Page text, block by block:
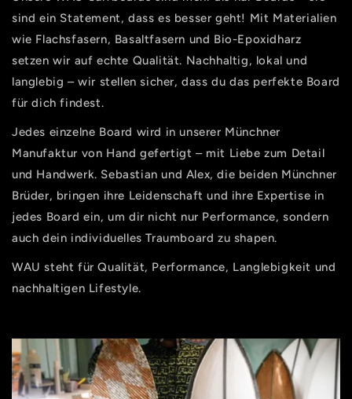
sind ein Statement, dass es besser geht! Mit Materialien
wie Flachsfasern, Basaltfasern und Bio-Epoxidharz
setzen wir auf echte Qualität. Nachhaltig, lokal und
langlebig – wir stellen sicher, dass du das perfekte Board
für dich findest.
Jedes einzelne Board wird in unserer Münchner
Manufaktur von Hand gefertigt – mit Liebe zum Detail
und Handwerk. Sebastian und Alex, die beiden Münchner
Brüder, bringen ihre Leidenschaft und ihre Expertise in
jedes Board ein, um dir nicht nur Performance, sondern
auch dein individuelles Traumboard zu shapen.
WAU steht für Qualität, Performance, Langlebigkeit und
nachhaltigen Lifestyle.